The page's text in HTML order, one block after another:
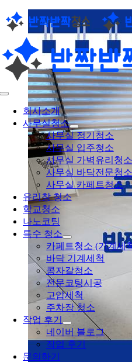
콘
텐
로
건
너
Toggle
Navigation회사소개
사무실청소
사무실 정기청소
사무실 입주청소
사무실 가벽유리청소
사무실 바닥전문청소
사무실 카페트청소
유리창 청소
학교청소
나노코팅
특수 청소
카페트청소 (기계세
바닥 기계세척
콩자갈청소
전문코팅시공
고압세척
주차장 청소
작업 후기
네이버 블로그
작업 후기
문의하기